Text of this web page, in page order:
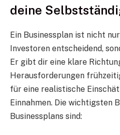
deine
Ein Businessplan ist nicht
Investoren entscheidend,
Er gibt dir eine klare
Herausforderungen
für eine realistische
Einnahmen. Die wichtigsten
Businessplans sind: